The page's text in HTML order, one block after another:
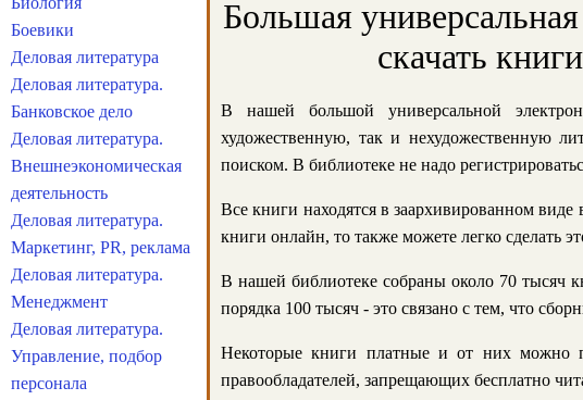
Большая
скачать
В нашей большой универсальной
художественную, так и нехудожественную
поиском. В библиотеке не надо
Все книги находятся в заархивированном
книги онлайн, то также можете легко сделать
В нашей библиотеке собраны около 70 тысяч
порядка 100 тысяч - это связано с тем, что
Некоторые книги платные и от них можно
правообладателей, запрещающих бесплатно
Боевики
Деловая литература
Деловая литература.
Банковское дело
Деловая литература.
Внешнеэкономическая
деятельность
Деловая литература.
Маркетинг, PR, реклама
Деловая литература.
Менеджмент
Деловая литература.
Управление, подбор
персонала